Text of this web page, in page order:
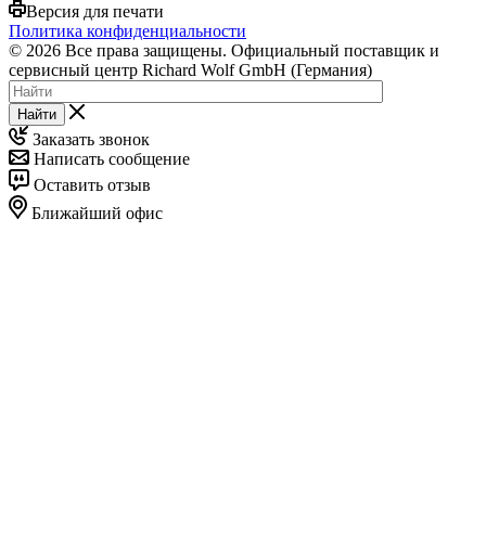
Версия для печати
Политика конфиденциальности
© 2026 Все права защищены. Официальный поставщик и
сервисный центр Richard Wolf GmbH (Германия)
Найти
Заказать звонок
Написать сообщение
Оставить отзыв
Ближайший офис